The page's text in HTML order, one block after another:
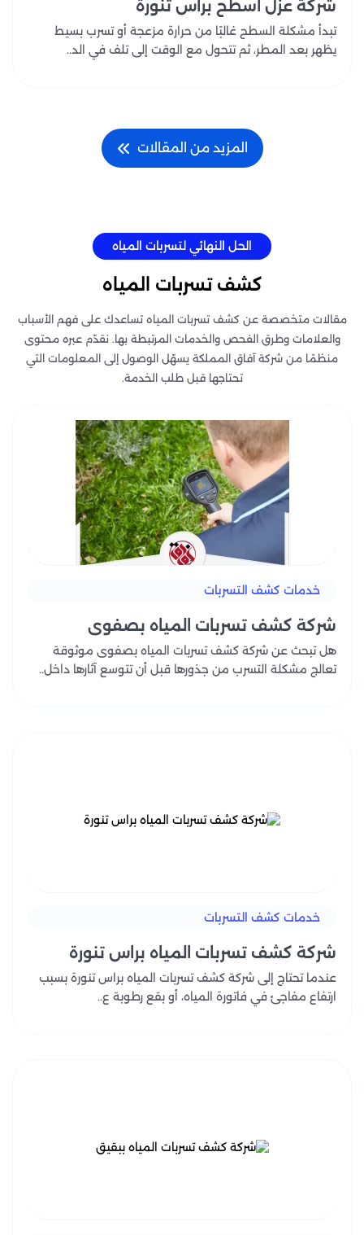
شركة عزل اسطح براس تنورة
تبدأ مشكلة السطح غالبًا من حرارة مزعجة أو تسرب بسيط
يظهر بعد المطر، ثم تتحول مع الوقت إلى تلف في الد..
المزيد من المقالات
الحل النهائي لتسربات المياه
كشف تسربات المياه
مقالات متخصصة عن كشف تسربات المياه تساعدك على فهم الأسباب
والعلامات وطرق الفحص والخدمات المرتبطة بها. نقدّم عبره محتوى
منظمًا من شركة آفاق المملكة يسهّل الوصول إلى المعلومات التي
تحتاجها قبل طلب الخدمة.
خدمات كشف التسربات
شركة كشف تسربات المياه بصفوى
هل تبحث عن شركة كشف تسربات المياه بصفوى موثوقة
تعالج مشكلة التسرب من جذورها قبل أن تتوسع آثارها داخل..
خدمات كشف التسربات
شركة كشف تسربات المياه براس تنورة
عندما تحتاج إلى شركة كشف تسربات المياه براس تنورة بسبب
ارتفاع مفاجئ في فاتورة المياه، أو بقع رطوبة ع..